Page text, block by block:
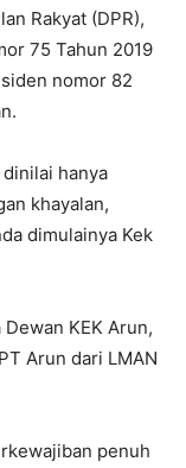
Rakyat (DPR),
75 Tahun 2019
nomor 82
hanya
khayalan,
dimulainya Kek
KEK Arun,
Arun dari LMAN
penuh